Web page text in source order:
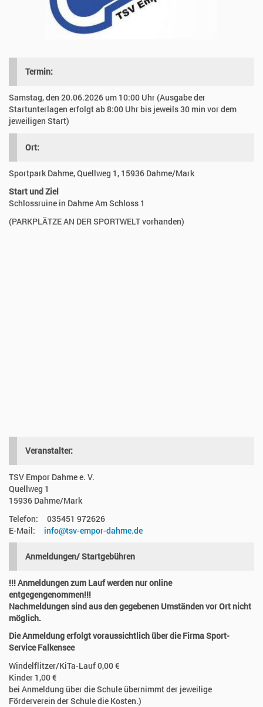
Dahme“
veranstaltet
einen
attraktiven
Höhepunkt
und
bringt
verschiedener
Altersgruppen
sportlich
zusammen.
Auf
Streckenlängen
Termin:
Samstag, den 20.06.2026 um 10:00 Uhr (Ausgabe der
Startunterlagen erfolgt ab 8:00 Uhr bis jeweils 30 min vor dem
jeweiligen Start)
Ort:
Sportpark Dahme, Quellweg 1, 15936 Dahme/Mark
Start und Ziel
Schlossruine in Dahme Am Schloss 1
(PARKPLÄTZE AN DER SPORTWELT vorhanden)
Veranstalter:
TSV Empor Dahme e. V.
Quellweg 1
15936 Dahme/Mark
Telefon: 035451 972626
E-Mail: info@tsv-empor-dahme.de
Anmeldungen/Startgebühren
!!! Anmeldungen zum Lauf werden nur online
entgegengenommen!!!
Nachmeldungen sind aus den gegebenen Umständen vor Ort nicht
möglich.
Die Anmeldung erfolgt voraussichtlich über die Firma Sport-
Service Falkensee
Windelflitzer/KiTa-Lauf 0,00 €
Kinder 1,00 €
bei Anmeldung über die Schule übernimmt der jeweilige
Förderverein der Schule die Kosten.)